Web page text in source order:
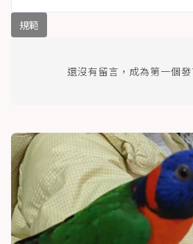
規範
還沒有留言，成為第一個發